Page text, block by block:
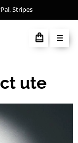
Stripes
ute